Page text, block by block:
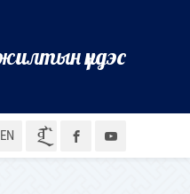
үндэс
EN ᠮᠣᠨ